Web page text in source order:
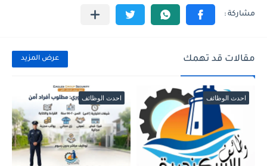
مقالات قد تهمك عرض المزيد
احدث الوظائف احدث الوظائف